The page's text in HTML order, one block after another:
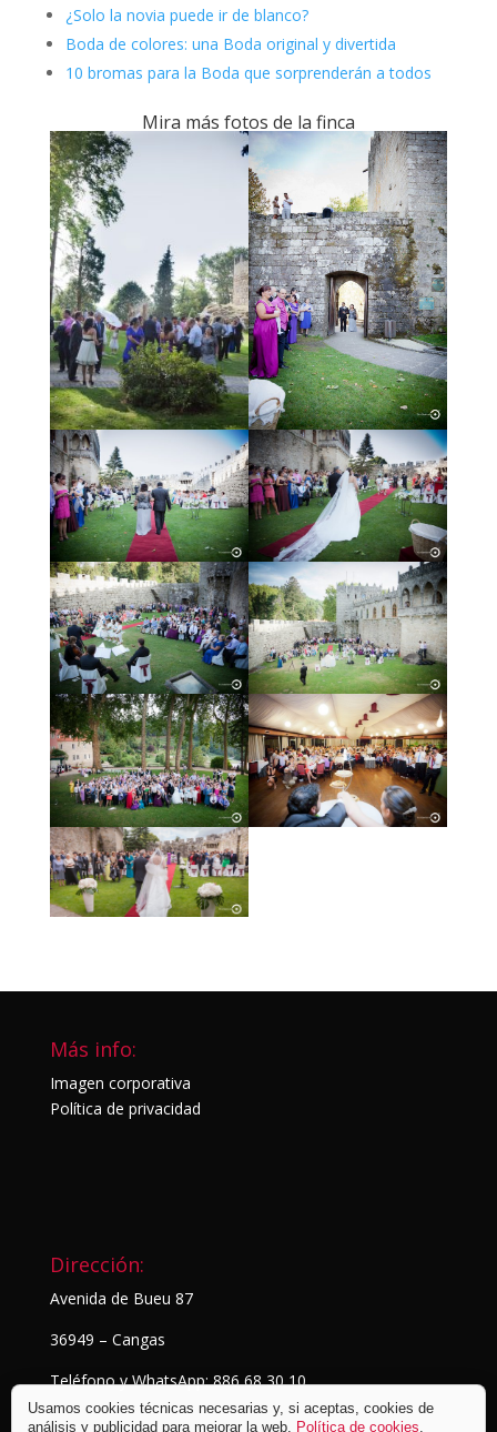
¿Solo la novia puede ir de blanco?
Boda de colores: una Boda original y divertida
10 bromas para la Boda que sorprenderán a todos
Mira más fotos de la finca
Más info:
Imagen corporativa
Política de privacidad
Dirección:
Avenida de Bueu 87
36949 – Cangas
Teléfono y WhatsApp: 886 68 30 10
Usamos cookies técnicas necesarias y, si aceptas, cookies de
análisis y publicidad para mejorar la web. Política de cookies.